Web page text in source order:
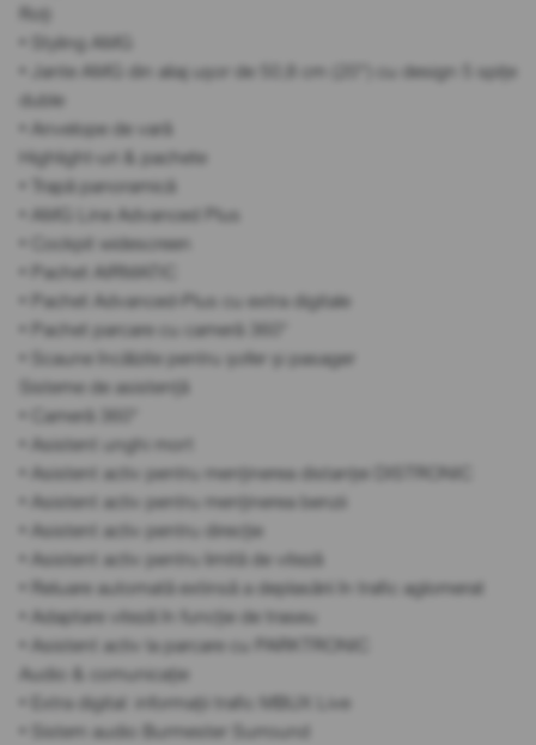
Roți
• Styling AMG
• Jante AMG din aliaj ușor de 50,8 cm (20”) cu design 5 spițe
duble
• Anvelope de vară
Highlight-uri & pachete
• Trapă panoramică
• AMG Line Advanced Plus
• Cockpit widescreen
• Pachet AIRMATIC
• Pachet Advanced-Plus cu extra digitale
• Pachet parcare cu cameră 360°
• Scaune încălzite pentru șofer și pasager
Sisteme de asistență
• Cameră 360°
• Asistent unghi mort
• Asistent activ pentru menținerea distanței DISTRONIC
• Asistent activ pentru menținerea benzii
• Asistent activ pentru direcție
• Asistent activ pentru limită de viteză
• Reluare automată extinsă a deplasării în trafic aglomerat
• Adaptare viteză în funcție de traseu
• Asistent activ la parcare cu PARKTRONIC
Audio & comunicație
• Extra digital: informații trafic MBUX Live
• Sistem audio Burmester Surround